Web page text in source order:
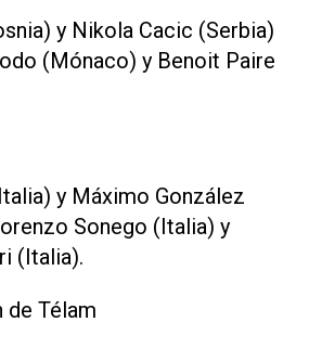
y Nikola Cacic (Serbia)
(Mónaco) y Benoit Paire
y Máximo González
Sonego (Italia) y
(Italia).
de Télam